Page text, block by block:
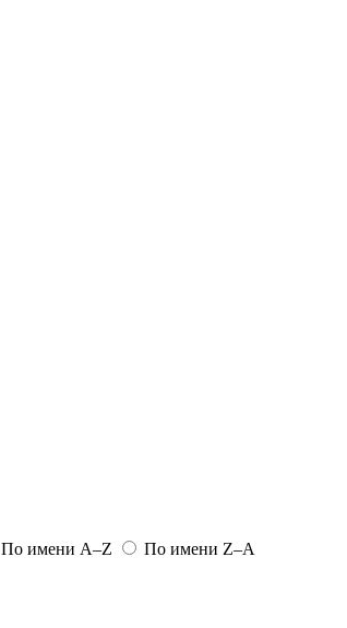
По имени A–Z
По имени Z–A